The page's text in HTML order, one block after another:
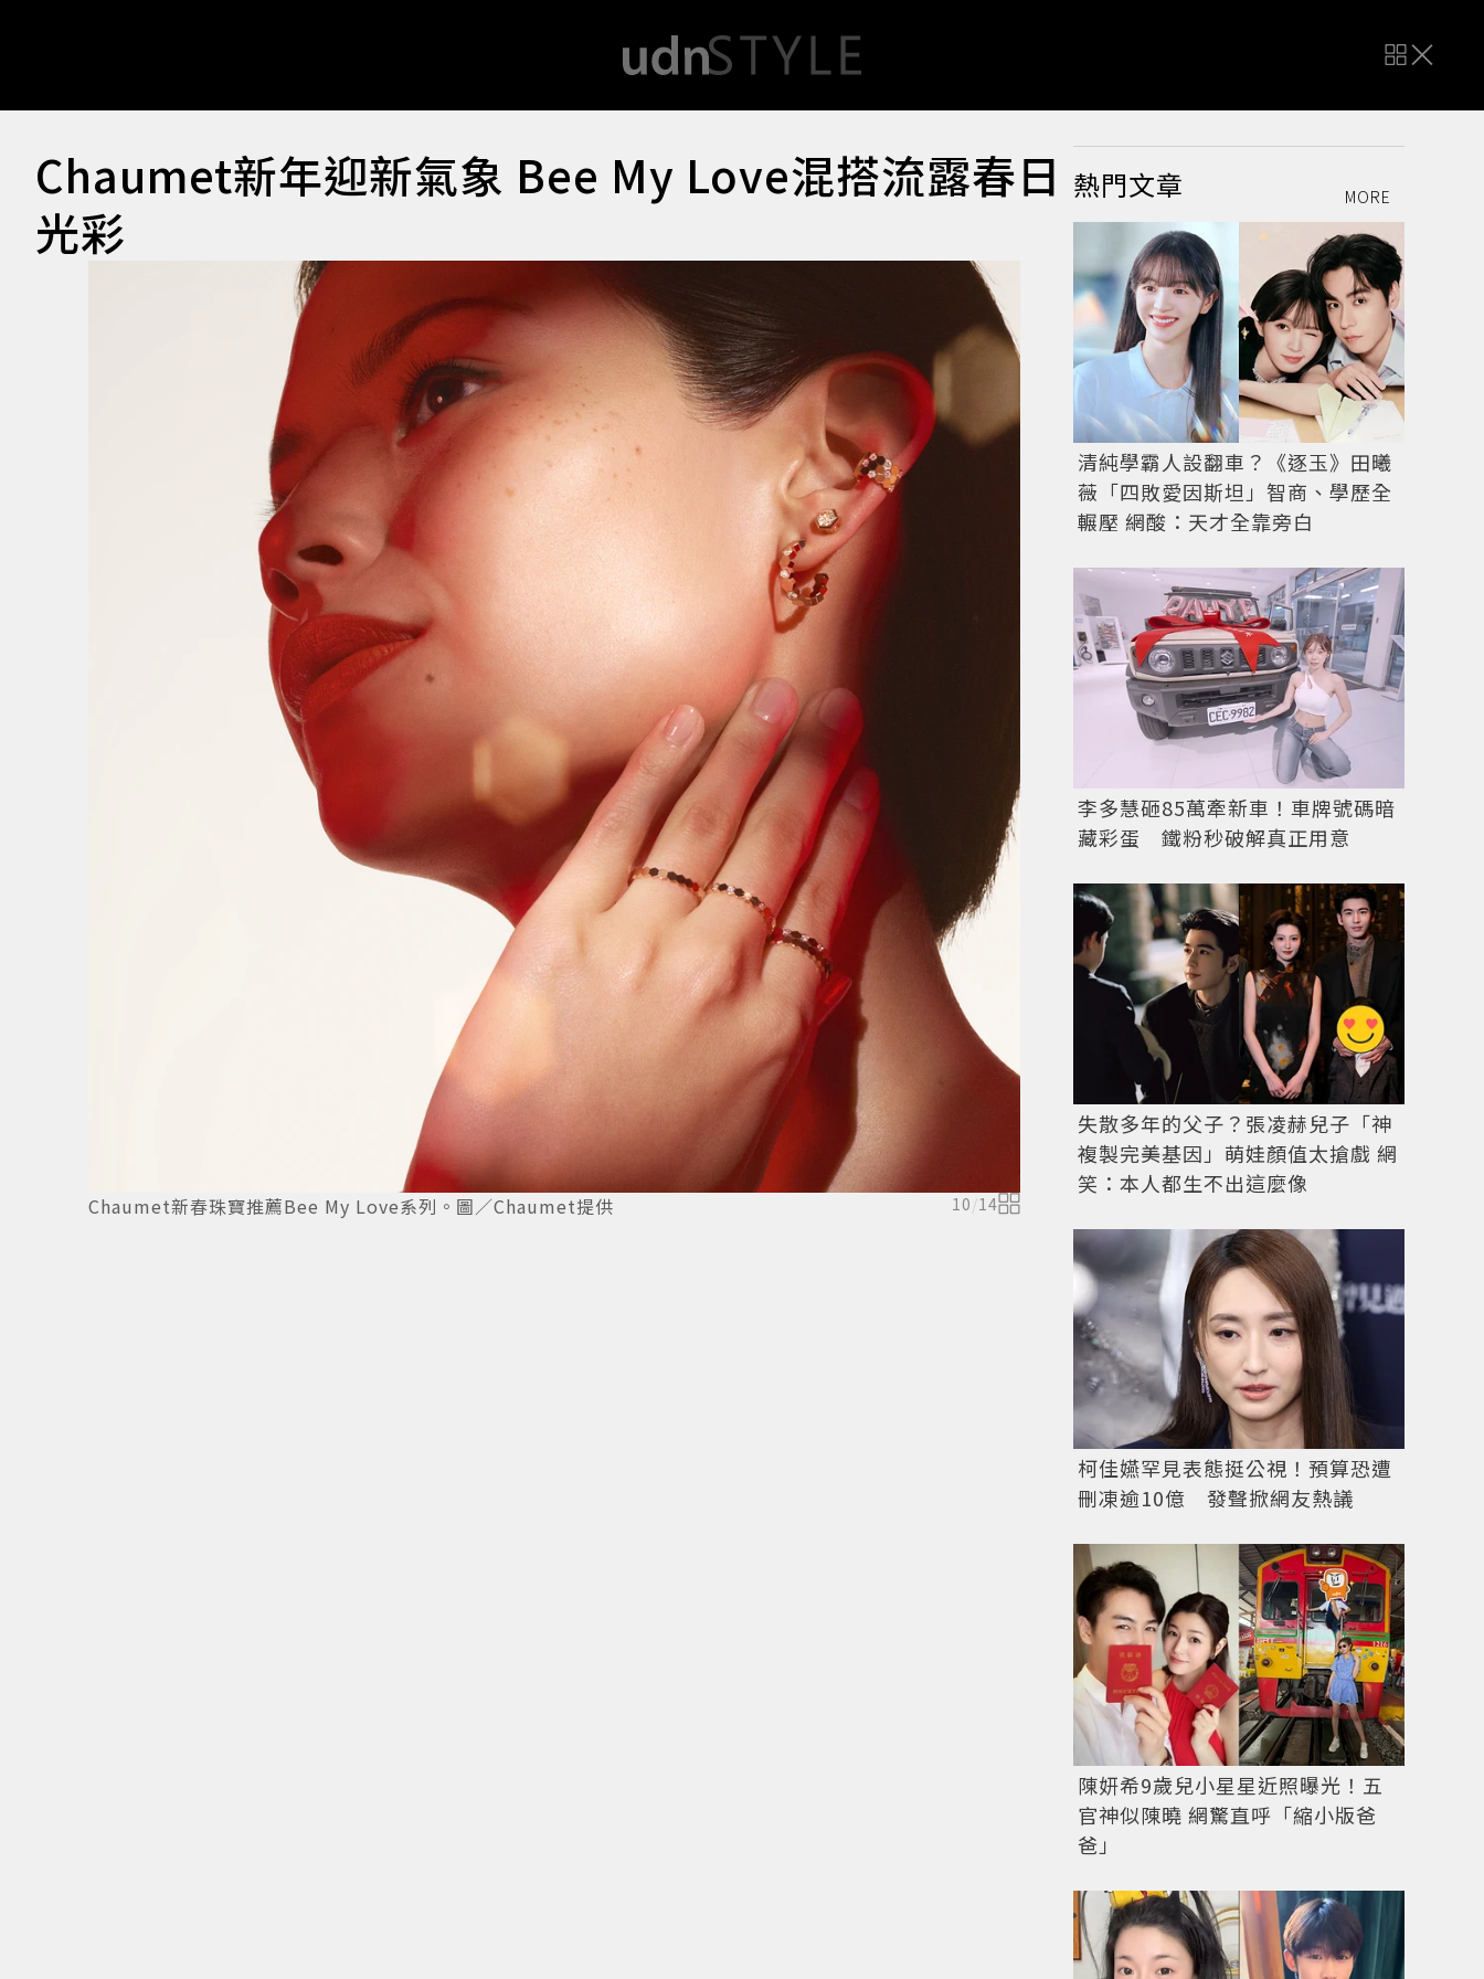
Chaumet新年迎新氣象 Bee My Love混搭流露春日
光彩
Chaumet新春珠寶推薦Bee My Love系列。圖／Chaumet提供 10/14
熱門文章 MORE
清純學霸人設翻車？《逐玉》田曦
薇「四敗愛因斯坦」智商、學歷全
輾壓 網酸：天才全靠旁白
李多慧砸85萬牽新車！車牌號碼暗
藏彩蛋 鐵粉秒破解真正用意
失散多年的父子？張凌赫兒子「神
複製完美基因」萌娃顏值太搶戲 網
笑：本人都生不出這麼像
柯佳嬿罕見表態挺公視！預算恐遭
刪凍逾10億 發聲掀網友熱議
陳妍希9歲兒小星星近照曝光！五
官神似陳曉 網驚直呼「縮小版爸
爸」